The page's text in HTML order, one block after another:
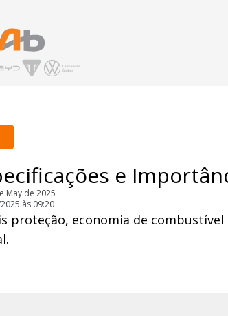
e
May de 2025
às 09:20
proteção, economia de